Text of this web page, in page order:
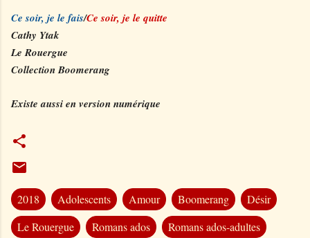
Ce soir, je le fais/Ce soir, je le quitte
Cathy Ytak
Le Rouergue
Collection Boomerang
Existe aussi en version numérique
2018 Adolescents Amour Boomerang
Désir
Le Rouergue
Romans ados
Romans ados-adultes